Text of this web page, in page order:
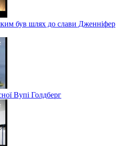
був шлях до слави Дженніфер
Вупі Голдберг